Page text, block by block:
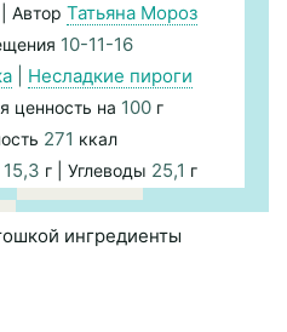
| Автор Татьяна Мороз
10-11-16
Несладкие пироги
ценность на 100г
271 ккал
15,3 г | Углеводы 25,1 г